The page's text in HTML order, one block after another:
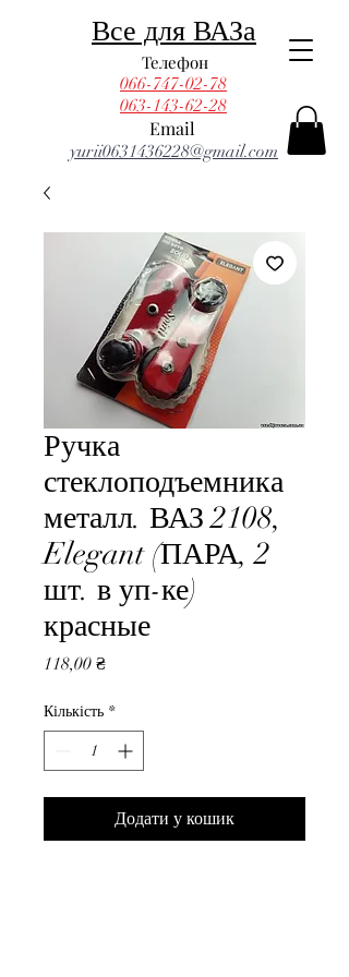
Email
Телефон
yurii0631436228@gmail.com
066-747-02-78
Все для ВАЗа
063-143-62-28
Ручка
стеклоподъемника
металл. ВАЗ 2108,
Elegant (ПАРА, 2
шт. в уп-ке)
красные
118,00 ₴Ціна
Кількість *
Додати у кошик